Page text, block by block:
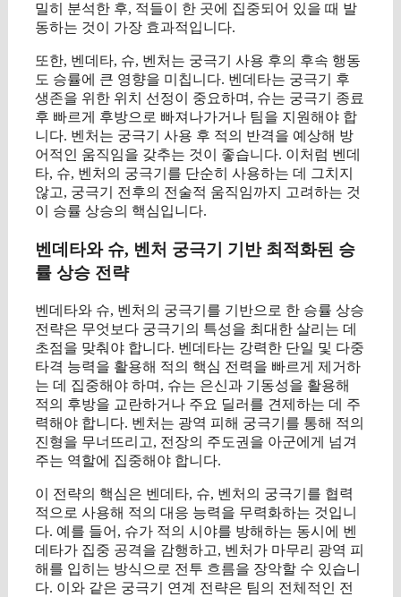
밀히 분석한 후, 적들이 한 곳에 집중되어 있을 때 발
동하는 것이 가장 효과적입니다.
또한, 벤데타, 슈, 벤처는 궁극기 사용 후의 후속 행동
도 승률에 큰 영향을 미칩니다. 벤데타는 궁극기 후
생존을 위한 위치 선정이 중요하며, 슈는 궁극기 종료
후 빠르게 후방으로 빠져나가거나 팀을 지원해야 합
니다. 벤처는 궁극기 사용 후 적의 반격을 예상해 방
어적인 움직임을 갖추는 것이 좋습니다. 이처럼 벤데
타, 슈, 벤처의 궁극기를 단순히 사용하는 데 그치지
않고, 궁극기 전후의 전술적 움직임까지 고려하는 것
이 승률 상승의 핵심입니다.
벤데타와 슈, 벤처 궁극기 기반 최적화된 승
률 상승 전략
벤데타와 슈, 벤처의 궁극기를 기반으로 한 승률 상승
전략은 무엇보다 궁극기의 특성을 최대한 살리는 데
초점을 맞춰야 합니다. 벤데타는 강력한 단일 및 다중
타격 능력을 활용해 적의 핵심 전력을 빠르게 제거하
는 데 집중해야 하며, 슈는 은신과 기동성을 활용해
적의 후방을 교란하거나 주요 딜러를 견제하는 데 주
력해야 합니다. 벤처는 광역 피해 궁극기를 통해 적의
진형을 무너뜨리고, 전장의 주도권을 아군에게 넘겨
주는 역할에 집중해야 합니다.
이 전략의 핵심은 벤데타, 슈, 벤처의 궁극기를 협력
적으로 사용해 적의 대응 능력을 무력화하는 것입니
다. 예를 들어, 슈가 적의 시야를 방해하는 동시에 벤
데타가 집중 공격을 감행하고, 벤처가 마무리 광역 피
해를 입히는 방식으로 전투 흐름을 장악할 수 있습니
다. 이와 같은 궁극기 연계 전략은 팀의 전체적인 전